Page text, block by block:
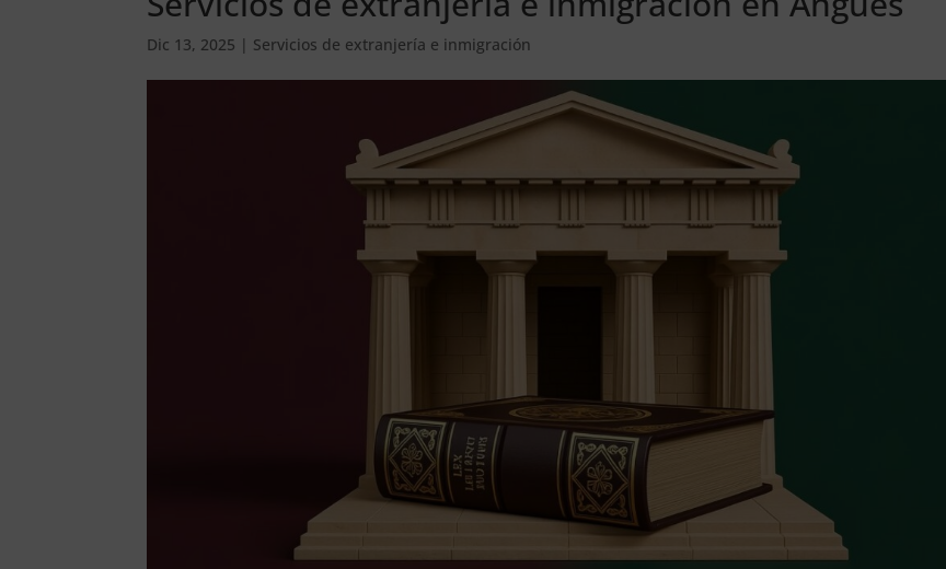
Dic 13, 2025 | Servicios de extranjería e inmigración